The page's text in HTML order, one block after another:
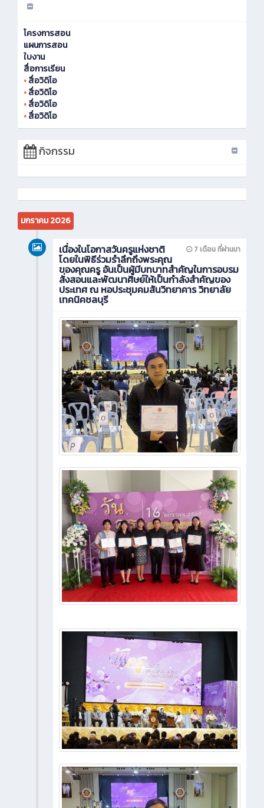
โครงการสอน
แผนการสอน
ใบงาน
สื่อการเรียน
•สื่อวิดิโอ
•สื่อวิดิโอ
•สื่อวิดิโอ
•สื่อวิดิโอ
กิจกรรม
มกราคม 2026
7 เดือน ที่ผ่านมา
เนื่องในโอกาสวันครูแห่งชาติ
โดยในพิธีร่วมรำลึกถึงพระคุณ
ของคุณครู อันเป็นผู้มีบทบาทสำคัญในการอบรม
สั่งสอนและพัฒนาศิษย์ให้เป็นกำลังสำคัญของ
ประเทศ ณ หอประชุมคมสันวิทยาคาร วิทยาลัย
เทคนิคชลบุรี